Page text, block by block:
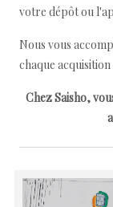
votre dépôt ou
Nous vous
chaque
Chez Saisho,